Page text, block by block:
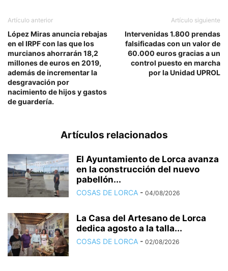
Artículo anterior
López Miras anuncia rebajas
en el IRPF con las que los
murcianos ahorrarán 18,2
millones de euros en 2019,
además de incrementar la
desgravación por
nacimiento de hijos y gastos
de guardería.
Artículo siguiente
Intervenidas 1.800 prendas
falsificadas con un valor de
60.000 euros gracias a un
control puesto en marcha
por la Unidad UPROL
Artículos relacionados
El Ayuntamiento de Lorca avanza
en la construcción del nuevo
pabellón...
COSAS DE LORCA - 04/08/2026
La Casa del Artesano de Lorca
dedica agosto a la talla...
COSAS DE LORCA - 02/08/2026